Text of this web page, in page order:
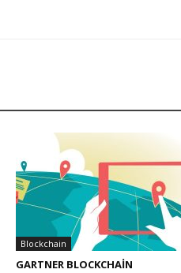
Blockchain
GARTNER BLOCKCHAIN